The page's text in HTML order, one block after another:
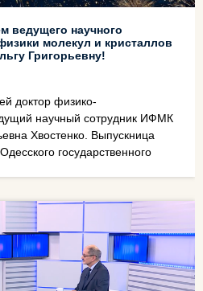
ведущего научного
молекул и кристаллов
Григорьевну!
доктор физико-
научный сотрудник ИФМК
Хвостенко. Выпускница
государственного